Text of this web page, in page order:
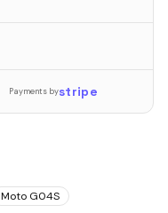
Payments bystripe
Moto G04S